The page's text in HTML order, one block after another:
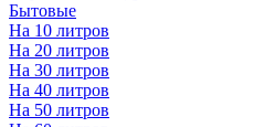
Бытовые
На 10 литров
На 20 литров
На 30 литров
На 40 литров
На 50 литров